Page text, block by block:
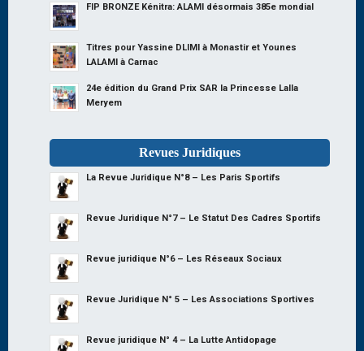
FIP BRONZE Kénitra: ALAMI désormais 385e mondial
Titres pour Yassine DLIMI à Monastir et Younes
LALAMI à Carnac
24e édition du Grand Prix SAR la Princesse Lalla
Meryem
Revues Juridiques
La Revue Juridique N°8 – Les Paris Sportifs
Revue Juridique N°7 – Le Statut Des Cadres Sportifs
Revue juridique N°6 – Les Réseaux Sociaux
Revue Juridique N° 5 – Les Associations Sportives
Revue juridique N° 4 – La Lutte Antidopage